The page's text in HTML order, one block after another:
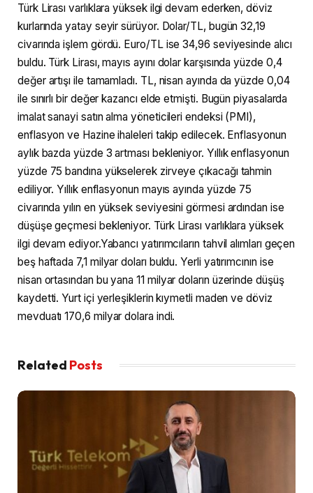
Türk Lirası varlıklara yüksek ilgi devam ederken, döviz
kurlarında yatay seyir sürüyor. Dolar/TL, bugün 32,19
civarında işlem gördü. Euro/TL ise 34,96 seviyesinde alıcı
buldu. Türk Lirası, mayıs ayını dolar karşısında yüzde 0,4
değer artışı ile tamamladı. TL, nisan ayında da yüzde 0,04
ile sınırlı bir değer kazancı elde etmişti. Bugün piyasalarda
imalat sanayi satın alma yöneticileri endeksi (PMI),
enflasyon ve Hazine ihaleleri takip edilecek. Enflasyonun
aylık bazda yüzde 3 artması bekleniyor. Yıllık enflasyonun
yüzde 75 bandına yükselerek zirveye çıkacağı tahmin
ediliyor. Yıllık enflasyonun mayıs ayında yüzde 75
civarında yılın en yüksek seviyesini görmesi ardından ise
düşüşe geçmesi bekleniyor. Türk Lirası varlıklara yüksek
ilgi devam ediyor.Yabancı yatırımcıların tahvil alımları geçen
beş haftada 7,1 milyar doları buldu. Yerli yatırımcının ise
nisan ortasından bu yana 11 milyar doların üzerinde düşüş
kaydetti. Yurt içi yerleşiklerin kıymetli maden ve döviz
mevduatı 170,6 milyar dolara indi.
Related Posts